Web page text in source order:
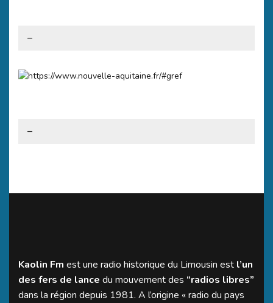
–
–
Kaolin Fm est une radio historique du Limousin est l’un
des fers de lance du mouvement des “radios libres”
dans la région depuis 1981. A l’origine « radio du pays